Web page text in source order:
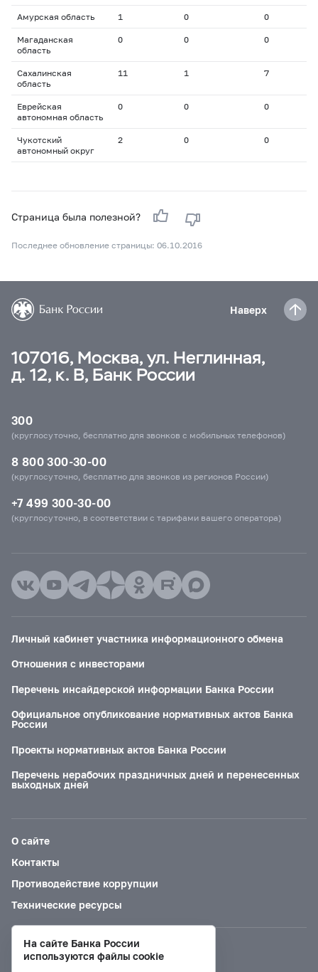
Амурская область 1 0 0
Магаданская
область
0 0 0
Сахалинская
область
11 1 7
Еврейская
автономная область
0 0 0
Чукотский
автономный округ
2 0 0
Страница была полезной?
Последнее обновление страницы: 06.10.2016
Наверх
107016, Москва, ул. Неглинная,
д. 12, к. В, Банк России
300
(круглосуточно, бесплатно для звонков с мобильных телефонов)
8 800 300-30-00
(круглосуточно, бесплатно для звонков из регионов России)
+7 499 300-30-00
(круглосуточно, в соответствии с тарифами вашего оператора)
Личный кабинет участника информационного обмена
Отношения с инвесторами
Перечень инсайдерской информации Банка России
Официальное опубликование нормативных актов Банка
России
Проекты нормативных актов Банка России
Перечень нерабочих праздничных дней и перенесенных
выходных дней
О сайте
Контакты
Противодействие коррупции
Технические ресурсы
Версия для слабовидящих
На сайте Банка России
используются файлы cookie